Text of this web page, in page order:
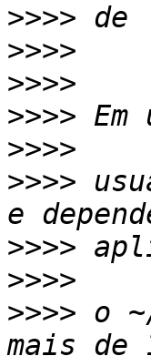
>>>>
>>>>
>>>>
>>>>
>>>>
>>>>
>>>>
>>>>
>>>> o